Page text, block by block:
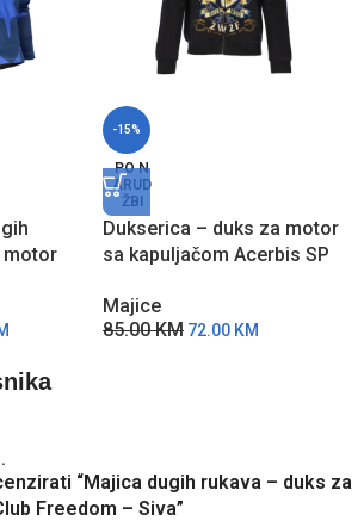
motor
-15%
PO N
ARUD
ŽBI
Dukserica – duks za motor
sa kapuljačom Acerbis SP
Majice
85.00KM 72.00 KM
“Majica dugih rukava – duks za
Freedom – Siva”